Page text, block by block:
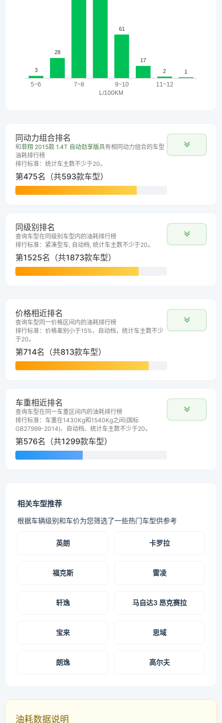
同动力组合排名
和菲翔 2015款 1.4T 自动劲享版具有相同动力组合的车型
油耗排行榜
排行标准：统计车主数不少于20。
第475名（共593款车型）
同级别排名
查询车型在同级别车型内的油耗排行榜
排行标准：紧凑型车, 自动档, 统计车主数不少于20。
第1525名（共1873款车型）
价格相近排名
查询车型同一价格区间内的油耗排行榜
排行标准：价格差别小于15%，自动档，统计车主数不少
于20。
第714名（共813款车型）
车重相近排名
查询车型在同一车重区间内的油耗排行榜
排行标准：车重在1430Kg和1540Kg之间(国标
GB27999-2014)、自动档、统计车主数不少于20。
第576名（共1299款车型）
相关车型推荐
根据车辆级别和车价为您筛选了一些热门车型供参考
英朗 卡罗拉
福克斯 雷凌
轩逸 马自达3 昂克赛拉
宝来 思域
朗逸 高尔夫
油耗数据说明